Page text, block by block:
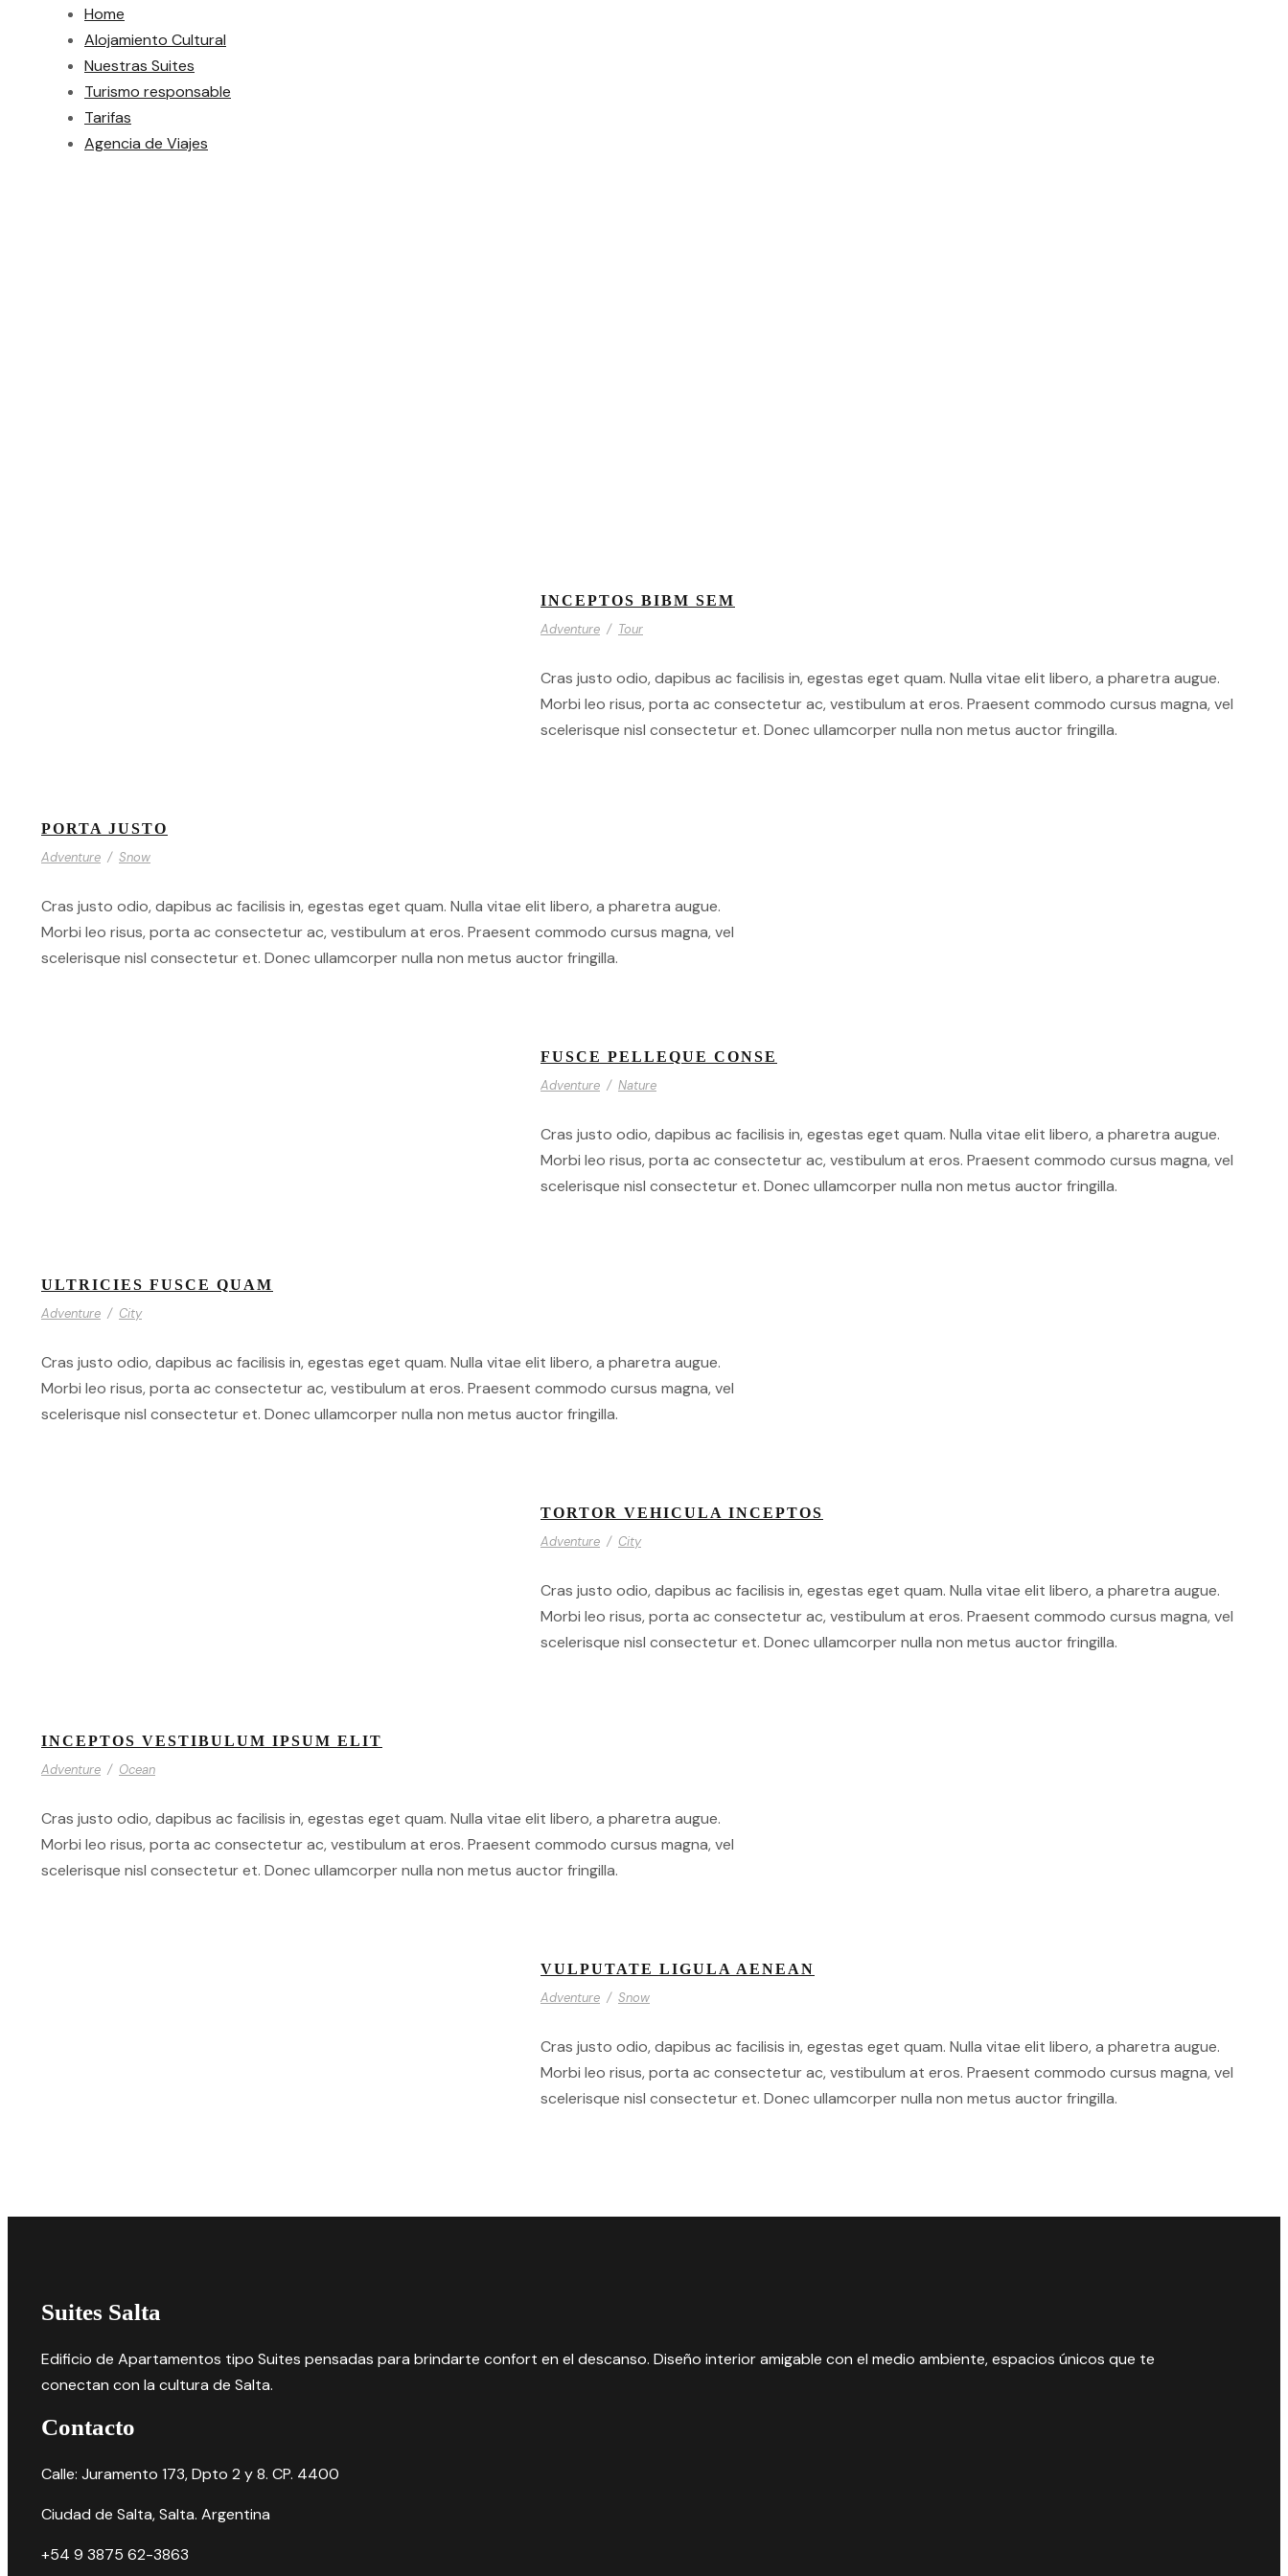
Home
Alojamiento Cultural
Nuestras Suites
Turismo responsable
Tarifas
Agencia de Viajes
INCEPTOS BIBM SEM
Adventure / Tour
Cras justo odio, dapibus ac facilisis in, egestas eget quam. Nulla vitae elit libero, a pharetra augue.
Morbi leo risus, porta ac consectetur ac, vestibulum at eros. Praesent commodo cursus magna, vel
scelerisque nisl consectetur et. Donec ullamcorper nulla non metus auctor fringilla.
PORTA JUSTO
Adventure / Snow
Cras justo odio, dapibus ac facilisis in, egestas eget quam. Nulla vitae elit libero, a pharetra augue.
Morbi leo risus, porta ac consectetur ac, vestibulum at eros. Praesent commodo cursus magna, vel
scelerisque nisl consectetur et. Donec ullamcorper nulla non metus auctor fringilla.
FUSCE PELLEQUE CONSE
Adventure / Nature
Cras justo odio, dapibus ac facilisis in, egestas eget quam. Nulla vitae elit libero, a pharetra augue.
Morbi leo risus, porta ac consectetur ac, vestibulum at eros. Praesent commodo cursus magna, vel
scelerisque nisl consectetur et. Donec ullamcorper nulla non metus auctor fringilla.
ULTRICIES FUSCE QUAM
Adventure / City
Cras justo odio, dapibus ac facilisis in, egestas eget quam. Nulla vitae elit libero, a pharetra augue.
Morbi leo risus, porta ac consectetur ac, vestibulum at eros. Praesent commodo cursus magna, vel
scelerisque nisl consectetur et. Donec ullamcorper nulla non metus auctor fringilla.
TORTOR VEHICULA INCEPTOS
Adventure / City
Cras justo odio, dapibus ac facilisis in, egestas eget quam. Nulla vitae elit libero, a pharetra augue.
Morbi leo risus, porta ac consectetur ac, vestibulum at eros. Praesent commodo cursus magna, vel
scelerisque nisl consectetur et. Donec ullamcorper nulla non metus auctor fringilla.
INCEPTOS VESTIBULUM IPSUM ELIT
Adventure / Ocean
Cras justo odio, dapibus ac facilisis in, egestas eget quam. Nulla vitae elit libero, a pharetra augue.
Morbi leo risus, porta ac consectetur ac, vestibulum at eros. Praesent commodo cursus magna, vel
scelerisque nisl consectetur et. Donec ullamcorper nulla non metus auctor fringilla.
VULPUTATE LIGULA AENEAN
Adventure / Snow
Cras justo odio, dapibus ac facilisis in, egestas eget quam. Nulla vitae elit libero, a pharetra augue.
Morbi leo risus, porta ac consectetur ac, vestibulum at eros. Praesent commodo cursus magna, vel
scelerisque nisl consectetur et. Donec ullamcorper nulla non metus auctor fringilla.
Suites Salta
Edificio de Apartamentos tipo Suites pensadas para brindarte confort en el descanso. Diseño interior amigable con el medio ambiente, espacios únicos que te
conectan con la cultura de Salta.
Contacto
Calle: Juramento 173, Dpto 2 y 8. CP. 4400
Ciudad de Salta, Salta. Argentina
+54 9 3875 62-3863